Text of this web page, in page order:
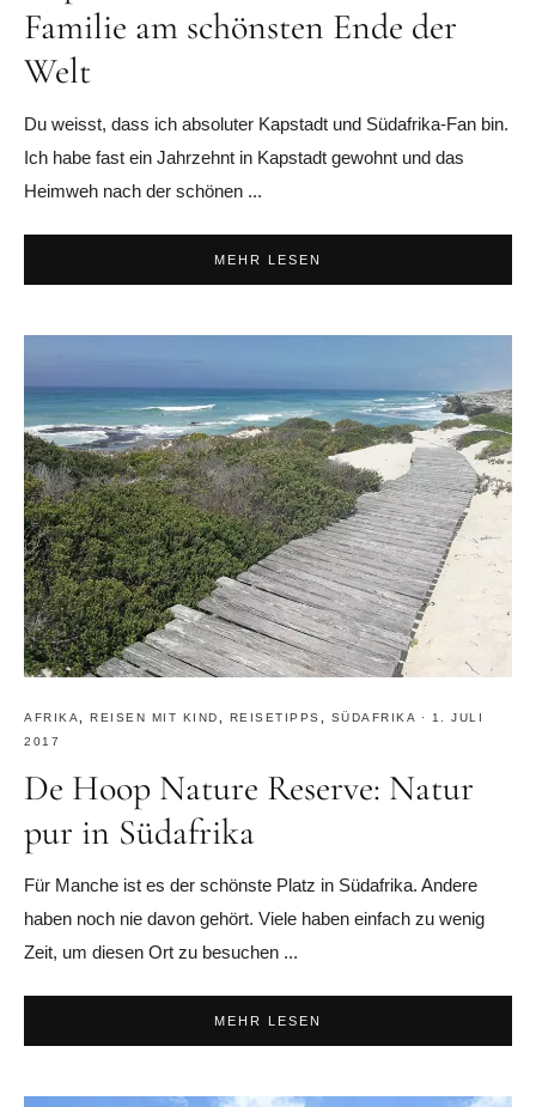
Familie am schönsten Ende der
Welt
Du weisst, dass ich absoluter Kapstadt und Südafrika-Fan bin.
Ich habe fast ein Jahrzehnt in Kapstadt gewohnt und das
Heimweh nach der schönen ...
MEHR LESEN
AFRIKA REISEN MIT KIND REISETIPPS SÜDAFRIKA ·
1. JULI
2017
De Hoop Nature Reserve: Natur
pur in Südafrika
Für Manche ist es der schönste Platz in Südafrika. Andere
haben noch nie davon gehört. Viele haben einfach zu wenig
Zeit, um diesen Ort zu besuchen ...
MEHR LESEN